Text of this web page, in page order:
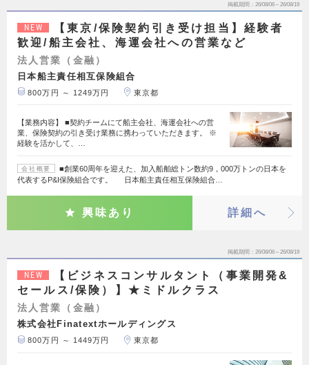
掲載期間 26/08/06～26/08/19
NEW
【東京/保険契約引き受け担当】経験者
歓迎/船主会社、海運会社への営業など
法人営業（金融）
日本船主責任相互保険組合
800万円 ～ 1249万円 東京都
【業務内容】 ■契約チームにて船主会社、海運会社への営
業、保険契約の引き受け業務に携わっていただきます。 ※
経験を活かして、…
会社概要
■創業60周年を迎えた、加入船舶総トン数約9，000万トンの日本を
代表するP&I保険組合です。 日本船主責任相互保険組合…
興味あり 詳細へ
掲載期間 26/08/06～26/08/19
NEW
【ビジネスコンサルタント（事業開発&
セールス/保険）】★ミドルクラス
法人営業（金融）
株式会社Finatextホールディングス
800万円 ～ 1449万円 東京都